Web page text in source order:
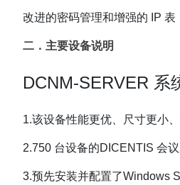
改进的密码管理和增强的 IP 表
二．主要设备说明
DCNM-SERVER 系
1.该设备性能更优、尺寸更小
2.750 台设备的DICENTIS 会
3.预先安装并配置了Windows